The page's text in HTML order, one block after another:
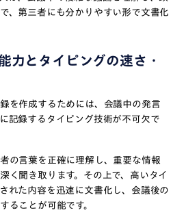
、第三者にも分かりやすい形で文書化
力とタイピングの速さ・
を作成するためには、会議中の発言
記録するタイピング技術が不可欠で
の言葉を正確に理解し、重要な情報
く聞き取ります。その上で、高いタイ
れた内容を迅速に文書化し、会議後の
ることが可能です。